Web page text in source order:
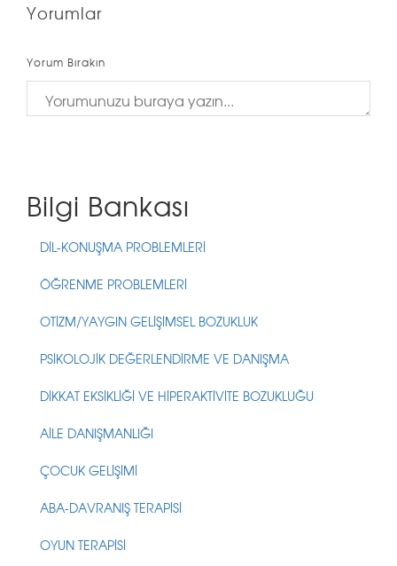
Yorumlar
Yorum Bırakın
Bilgi Bankası
DİL-KONUŞMA PROBLEMLERİ
ÖĞRENME PROBLEMLERİ
OTİZM/YAYGIN GELİŞİMSEL BOZUKLUK
PSİKOLOJİK DEĞERLENDİRME VE DANIŞMA
DİKKAT EKSİKLİĞİ VE HİPERAKTİVİTE BOZUKLUĞU
AİLE DANIŞMANLIĞI
ÇOCUK GELİŞİMİ
ABA-DAVRANIŞ TERAPİSİ
OYUN TERAPİSİ